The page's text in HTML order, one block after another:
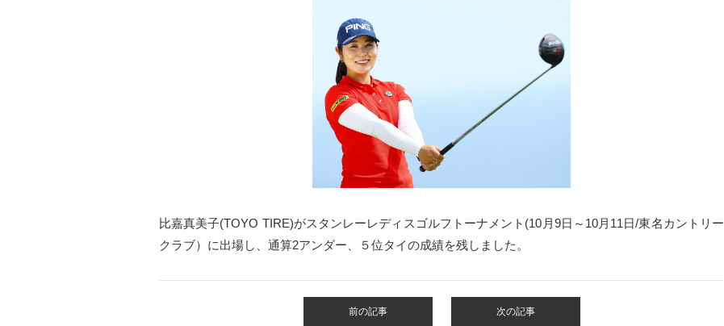
比嘉真美子(TOYO TIRE)がスタンレーレディスゴルフトーナメント(10月9日～10月11日/東名カントリー
クラブ）に出場し、通算2アンダー、５位タイの成績を残しました。
前の記事 次の記事